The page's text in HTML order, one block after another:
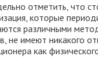
отметить, что
которые
различными
не имеют никакого
как